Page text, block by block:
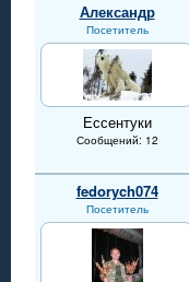
Александр
Посетитель
Ессентуки
Сообщений: 12
fedorych074
Посетитель